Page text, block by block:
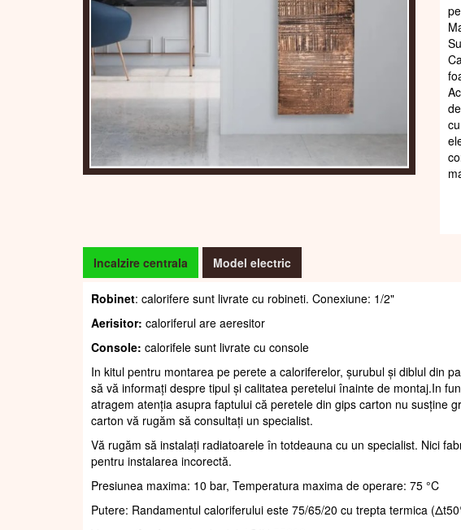
Incalzire centrala Model electric
Robinet: calorifere sunt livrate cu robineti. Conexiune: 1/2"
Aerisitor: caloriferul are aeresitor
Console: calorifele sunt livrate cu console
In kitul pentru montarea pe perete a caloriferelor, șurubul și diblul din
să vă informați despre tipul și calitatea peretelui înainte de montaj.In
atragem atenția asupra faptului că peretele din gips carton nu susține
carton vă rugăm să consultați un specialist.
Vă rugăm să instalați radiatoarele în totdeauna cu un specialist. Nici
pentru instalarea incorectă.
Presiunea maxima: 10 bar, Temperatura maxima de operare: 75 °C
Putere: Randamentul caloriferului este 75/65/20 cu trepta termica